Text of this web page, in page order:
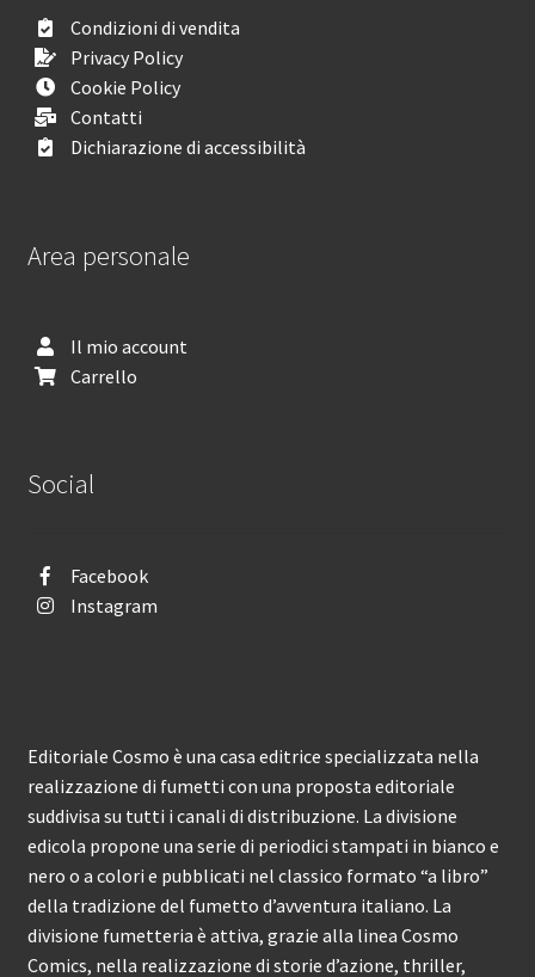
Condizioni di vendita
Privacy Policy
Cookie Policy
Contatti
Dichiarazione di accessibilità
Area personale
Il mio account
Carrello
Social
Facebook
Instagram
Editoriale Cosmo è una casa editrice specializzata nella
realizzazione di fumetti con una proposta editoriale
suddivisa su tutti i canali di distribuzione. La divisione
edicola propone una serie di periodici stampati in bianco e
nero o a colori e pubblicati nel classico formato “a libro”
della tradizione del fumetto d’avventura italiano. La
divisione fumetteria è attiva, grazie alla linea Cosmo
Comics, nella realizzazione di storie d’azione, thriller,